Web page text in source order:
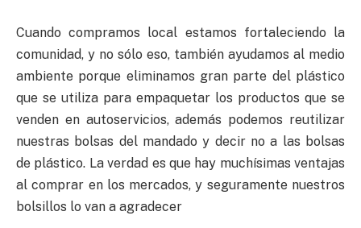
Cuando compramos local estamos fortaleciendo la
comunidad, y no sólo eso, también ayudamos al medio
ambiente porque eliminamos gran parte del plástico
que se utiliza para empaquetar los productos que se
venden en autoservicios, además podemos reutilizar
nuestras bolsas del mandado y decir no a las bolsas
de plástico. La verdad es que hay muchísimas ventajas
al comprar en los mercados, y seguramente nuestros
bolsillos lo van a agradecer